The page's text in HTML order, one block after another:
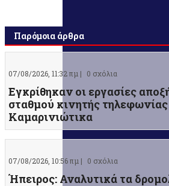
Παρόμοια άρθρα
07/08/2026, 11:32 πμ | 0 σχόλια
Εγκρίθηκαν οι εργασίες
σταθμού κινητής
Καμαρινιώτικα
07/08/2026, 10:56 πμ | 0 σχόλια
Ήπειρος: Αναλυτικά τα